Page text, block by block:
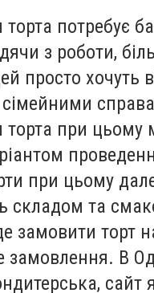
потребує
з роботи,
просто хочуть
торта при цьому
при цьому
складом та
замовити торт
замовлення. В
сайт